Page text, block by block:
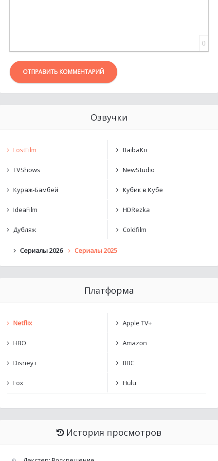
0
ОТПРАВИТЬ КОММЕНТАРИЙ
Озвучки
LostFilm BaibaKo
TVShows NewStudio
Кураж-Бамбей Кубик в Кубе
IdeaFilm HDRezka
Дубляж Coldfilm
Сериалы 2026 Сериалы 2025
Платформа
Netflix Apple TV+
HBO Amazon
Disney+ BBC
Fox Hulu
История просмотров